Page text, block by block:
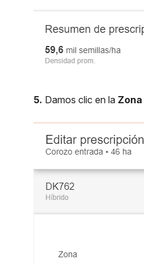
5. Damos clic en la Zona